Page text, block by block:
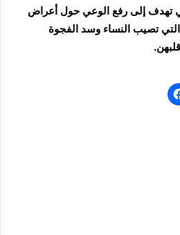
تهدف إلى رفع الوعي حول أعراض
التي تصيب النساء وسد الفجوة